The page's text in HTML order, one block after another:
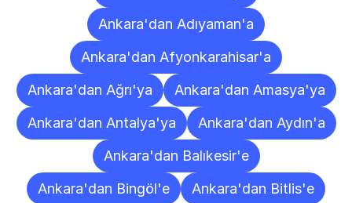
Ankara'dan Adıyaman'a
Ankara'dan Afyonkarahisar'a
Ankara'dan Ağrı'ya
Ankara'dan Amasya'ya
Ankara'dan Antalya'ya
Ankara'dan Aydın'a
Ankara'dan Balıkesir'e
Ankara'dan Bingöl'e
Ankara'dan Bitlis'e